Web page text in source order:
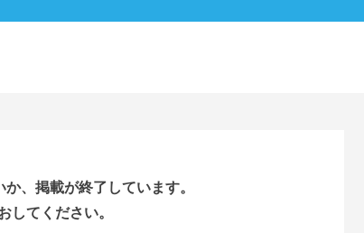
、掲載が終了しています。
してください。